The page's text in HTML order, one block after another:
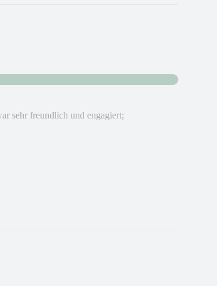
sehr freundlich und engagiert;